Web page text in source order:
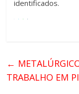
identificados.
←
TRABALHO EM